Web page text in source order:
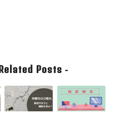
Posts -